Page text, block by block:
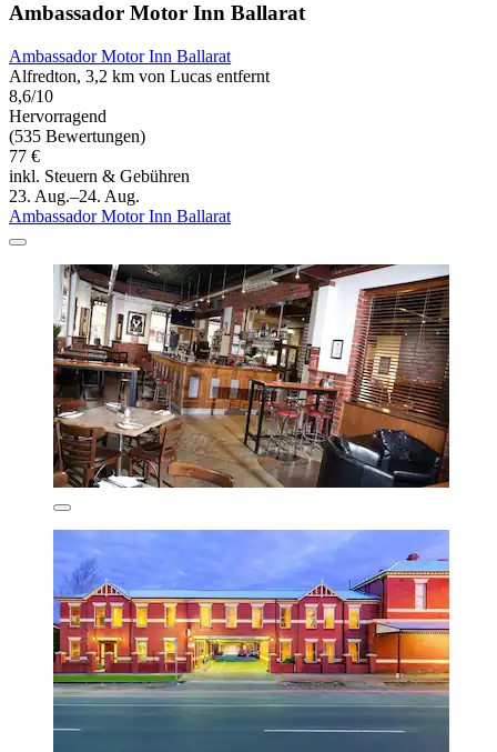
Ambassador Motor Inn Ballarat
Ambassador Motor Inn Ballarat
Alfredton, 3,2 km von Lucas entfernt
8,6/10
Hervorragend
(535 Bewertungen)
77 €
inkl. Steuern & Gebühren
23. Aug.–24. Aug.
Ambassador Motor Inn Ballarat